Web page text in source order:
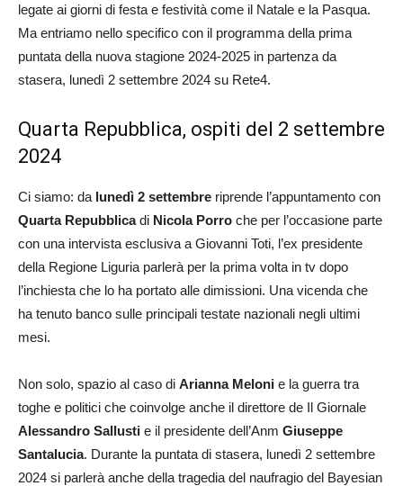
legate ai giorni di festa e festività come il Natale e la Pasqua.
Ma entriamo nello specifico con il programma della prima
puntata della nuova stagione 2024-2025 in partenza da
stasera, lunedì 2 settembre 2024 su Rete4.
Quarta Repubblica, ospiti del 2 settembre
2024
Ci siamo: da lunedì 2 settembre riprende l’appuntamento con
Quarta Repubblicadi Nicola Porro che per l’occasione parte
con una intervista esclusiva a Giovanni Toti, l’ex presidente
della Regione Liguria parlerà per la prima volta in tv dopo
l’inchiesta che lo ha portato alle dimissioni. Una vicenda che
ha tenuto banco sulle principali testate nazionali negli ultimi
mesi.
Non solo, spazio al caso di Arianna Meloni e la guerra tra
toghe e politici che coinvolge anche il direttore de Il Giornale
Alessandro Sallusti e il presidente dell’Anm Giuseppe
Santalucia. Durante la puntata di stasera, lunedì 2 settembre
2024 si parlerà anche della tragedia del naufragio del Bayesian